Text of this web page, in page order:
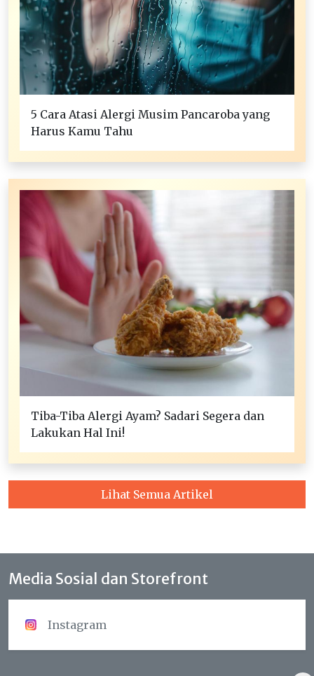
5 Cara Atasi Alergi Musim Pancaroba yang
Harus Kamu Tahu
Tiba-Tiba Alergi Ayam? Sadari Segera dan
Lakukan Hal Ini!
Lihat Semua Artikel
Media Sosial dan Storefront
Instagram